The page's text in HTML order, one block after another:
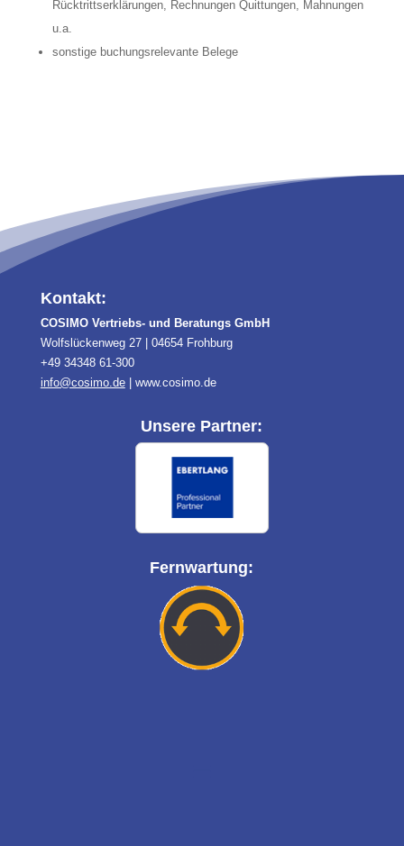
Rücktrittserklärungen, Rechnungen Quittungen, Mahnungen
u.a.
sonstige buchungsrelevante Belege
Kontakt:
COSIMO Vertriebs- und Beratungs GmbH
Wolfslückenweg 27 | 04654 Frohburg
+49 34348 61-300
info@cosimo.de| www.cosimo.de
Unsere Partner:
Fernwartung: